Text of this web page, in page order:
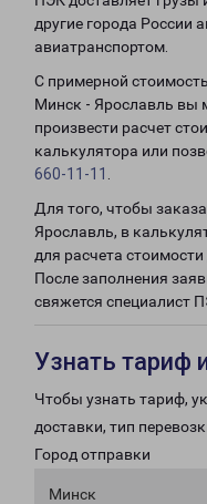
другие города России
авиатранспортом.
С примерной
Минск - Ярославль вы
произвести расчет
калькулятора или
660-11-11
Для того, чтобы
Ярославль, в
для расчета
После заполнения
свяжется специалист
Узнать тариф
Чтобы узнать тариф,
доставки, тип
Город отправки
Минск